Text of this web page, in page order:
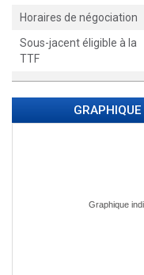
Horaires de négociation
Sous-jacent éligible à la
TTF
GRAPHIQUE